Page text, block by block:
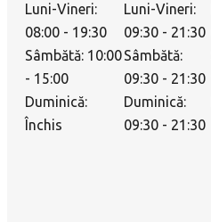
Luni-Vineri:
08:00 - 19:30
Sâmbătă: 10:00
- 15:00
Duminică:
Închis
Luni-Vineri:
09:30 - 21:30
Sâmbătă:
09:30 - 21:30
Duminică:
09:30 - 21:30